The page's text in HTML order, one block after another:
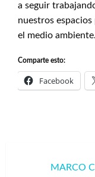
a seguir
nuestros
el medio ambiente.
Comparte esto:
Facebook
Navegación
MARCO